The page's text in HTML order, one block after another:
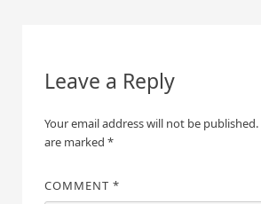
Leave a Reply
Your email address will not be published.
are marked *
COMMENT *